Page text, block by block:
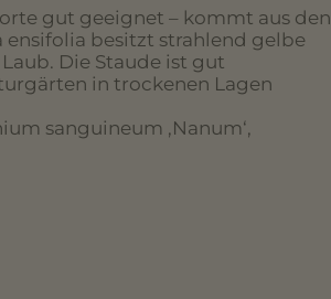
gut geeignet – kommt aus den
besitzt strahlend gelbe
Die Staude ist gut
in trockenen Lagen
sanguineum ‚Nanum‘,